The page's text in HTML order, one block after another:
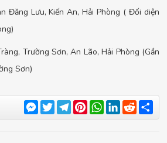
Đăng Lưu, Kiến An, Hải Phòng ( Đối diện
Trường Sơn, An Lão, Hải Phòng (Gần
Sơn)
Messenger
TwitterTelegram
Pinterest
WhatsApp
LinkedIn
Reddit